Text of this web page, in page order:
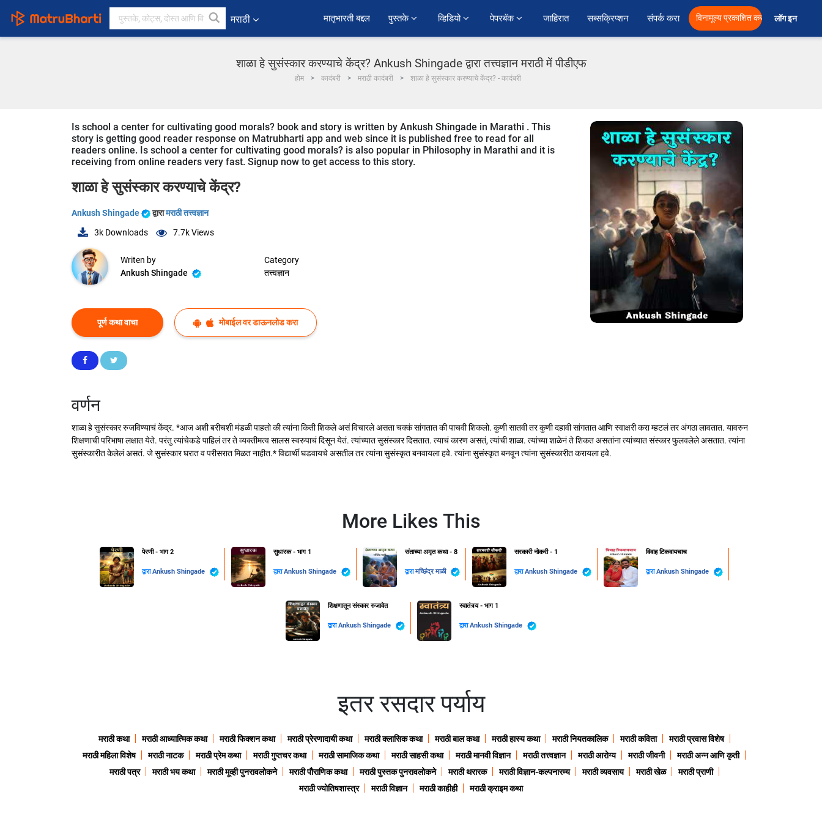
मराठी ﻿मातृभारती बद्दल पुस्तके व्हिडियो पेपरबॅक जाहिरात सब्सक्रिप्शन संपर्क करा विनामूल्य प्रकाशित करा लॉग इन
शाळा हे सुसंस्कार करण्याचे केंद्र? Ankush Shingade द्वारा तत्त्वज्ञान मराठी में पीडीएफ
होम कादंबरी मराठी कादंबरी शाळा हे सुसंस्कार करण्याचे केंद्र? - कादंबरी
Is school a center for cultivating good morals? book and story is written by Ankush Shingade in Marathi . This
story is getting good reader response on Matrubharti app and web since it is published free to read for all
readers online. Is school a center for cultivating good morals? is also popular in Philosophy in Marathi and it is
receiving from online readers very fast. Signup now to get access to this story.
शाळा हे सुसंस्कार करण्याचे केंद्र?
Ankush Shingade द्वारामराठी तत्त्वज्ञान
3k Downloads 7.7kViews
Writen by
Ankush Shingade
Category
तत्त्वज्ञान
पूर्ण कथा वाचा मोबाईल वर डाऊनलोड करा
वर्णन
शाळा हे सुसंस्कार रुजविण्याचं केंद्र. *आज अशी बरीचशी मंडळी पाहतो की त्यांना किती शिकले असं विचारले असता चक्कं सांगतात की पाचवी शिकलो. कुणी सातवी तर कुणी दहावी सांगतात आणि स्वाक्षरी करा म्हटलं तर अंगठा लावतात. यावरुन
शिक्षणाची परिभाषा लक्षात येते. परंतु त्यांचेकडे पाहिलं तर ते व्यक्तीमत्व सालस स्वरुपाचं दिसून येतं. त्यांच्यात सुसंस्कार दिसतात. त्याचं कारण असतं, त्यांची शाळा. त्यांच्या शाळेनं ते शिकत असतांना त्यांच्यात संस्कार फुलवलेले असतात. त्यांना
सुसंस्कारीत केलेलं असतं. जे सुसंस्कार घरात व परीसरात मिळत नाहीत.* विद्यार्थी घडवायचे असतील तर त्यांना सुसंस्कृत बनवायला हवे. त्यांना सुसंस्कृत बनवून त्यांना सुसंस्कारीत करायला हवे.
More Likes This
पेरणी - भाग 2
द्वाराAnkush Shingade
सुधारक - भाग 1
द्वाराAnkush Shingade
संताच्या अमृत कथा - 8
द्वारामच्छिंद्र माळी
सरकारी नोकरी - 1
द्वाराAnkush Shingade
विवाह टिकवायचाच
द्वाराAnkush Shingade
शिक्षणातून संस्कार रुजावेत
द्वाराAnkush Shingade
स्वातंत्र्य - भाग 1
द्वाराAnkush Shingade
इतर रसदार पर्याय
मराठी कथा मराठी आध्यात्मिक कथा मराठी फिक्शन कथा मराठी प्रेरणादायी कथा मराठी क्लासिक कथा मराठी बाल कथा मराठी हास्य कथा मराठी नियतकालिक मराठी कविता
मराठी प्रवास विशेष
मराठी महिला विशेष
मराठी नाटक मराठी प्रेम कथा मराठी गुप्तचर कथा मराठी सामाजिक कथा मराठी साहसी कथा मराठी मानवी विज्ञान मराठी तत्त्वज्ञान मराठी आरोग्य मराठी जीवनी
मराठी अन्न आणि कृती
मराठी पत्र
मराठी भय कथा मराठी मूव्ही पुनरावलोकने मराठी पौराणिक कथा मराठी पुस्तक पुनरावलोकने मराठी थरारक मराठी विज्ञान-कल्पनारम्य मराठी व्यवसाय मराठी खेळ
मराठी प्राणी
मराठी ज्योतिषशास्त्र
मराठी विज्ञान मराठी काहीही मराठी क्राइम कथा